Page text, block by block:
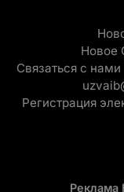
Новое
Связаться с
Регистрация
Реклама